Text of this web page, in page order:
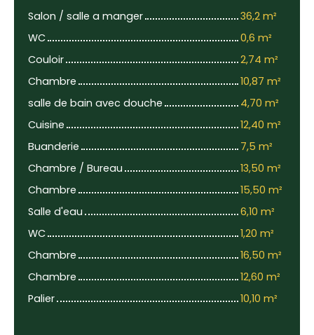
Salon / salle a manger
36,2 m²
WC
0,6 m²
Couloir
2,74 m²
Chambre
10,87 m²
salle de bain avec douche
4,70 m²
Cuisine
12,40 m²
Buanderie
7,5 m²
Chambre / Bureau
13,50 m²
Chambre
15,50 m²
Salle d'eau
6,10 m²
WC
1,20 m²
Chambre
16,50 m²
Chambre
12,60 m²
Palier
10,10 m²